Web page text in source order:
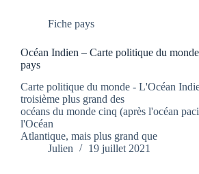
Fiche pays
Océan Indien – Carte politique du
pays
Carte politique du monde - L'Océan
troisième plus grand des
océans du monde cinq (après l'océan
l'Océan
Atlantique, mais plus grand que
Julien
19 juillet 2021